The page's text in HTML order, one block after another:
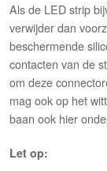
Als de LED strip
verwijder dan
beschermende
contacten van de
om deze
mag ook op het
baan ook hier
Let op: